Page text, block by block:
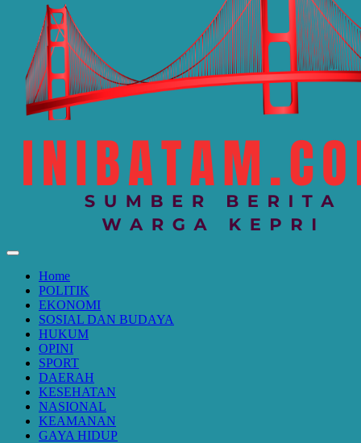
Home
POLITIK
EKONOMI
SOSIAL DAN BUDAYA
HUKUM
OPINI
SPORT
DAERAH
KESEHATAN
NASIONAL
KEAMANAN
GAYA HIDUP